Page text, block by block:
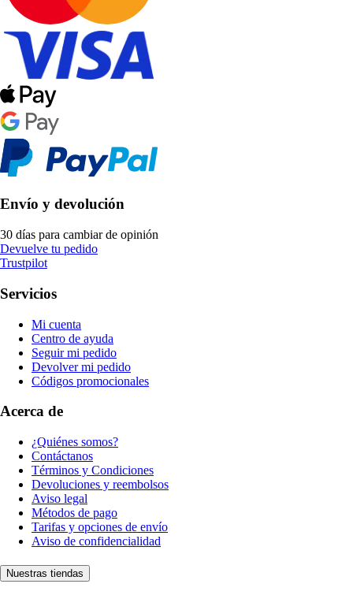
Envío y devolución
30 días para cambiar de opinión
Devuelve tu pedido
Trustpilot
Servicios
Mi cuenta
Centro de ayuda
Seguir mi pedido
Devolver mi pedido
Códigos promocionales
Acerca de
¿Quiénes somos?
Contáctanos
Términos y Condiciones
Devoluciones y reembolsos
Aviso legal
Métodos de pago
Tarifas y opciones de envío
Aviso de confidencialidad
Nuestras tiendas